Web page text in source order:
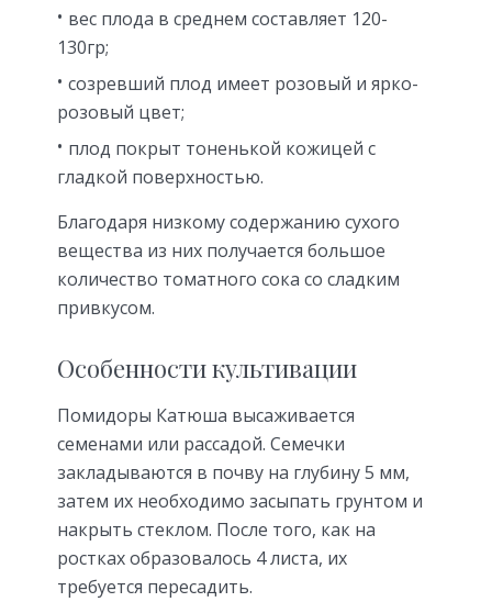
вес плода в среднем составляет 120-
130гр;
созревший плод имеет розовый и ярко-
розовый цвет;
плод покрыт тоненькой кожицей с
гладкой поверхностью.
Благодаря низкому содержанию сухого
вещества из них получается большое
количество томатного сока со сладким
привкусом.
Особенности культивации
Помидоры Катюша высаживается
семенами или рассадой. Семечки
закладываются в почву на глубину 5 мм,
затем их необходимо засыпать грунтом и
накрыть стеклом. После того, как на
ростках образовалось 4 листа, их
требуется пересадить.